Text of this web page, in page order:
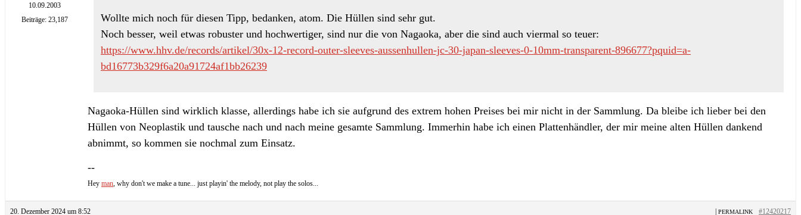
10.09.2003
Beiträge: 23,187
Wollte mich noch für diesen Tipp, bedanken, atom. Die Hüllen sind sehr gut.
Noch besser, weil etwas robuster und hochwertiger, sind nur die von Nagaoka, aber die sind auch viermal so teuer:
https://www.hhv.de/records/artikel/30x-12-record-outer-sleeves-aussenhullen-jc-30-japan-sleeves-0-10mm-transparent-896677?pquid=a-
bd16773b329f6a20a91724af1bb26239
Nagaoka-Hüllen sind wirklich klasse, allerdings habe ich sie aufgrund des extrem hohen Preises bei mir nicht in der Sammlung. Da bleibe ich lieber bei den
Hüllen von Neoplastik und tausche nach und nach meine gesamte Sammlung. Immerhin habe ich einen Plattenhändler, der mir meine alten Hüllen dankend
abnimmt, so kommen sie nochmal zum Einsatz.
--
Hey man, why don't we make a tune... just playin' the melody, not play the solos...
20. Dezember 2024 um 8:52 #12420217
| PERMALINK